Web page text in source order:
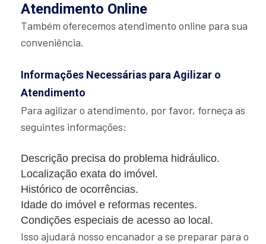
Atendimento Online
Também oferecemos atendimento online para sua
conveniência.
Informações Necessárias para Agilizar o
Atendimento
Para agilizar o atendimento, por favor, forneça as
seguintes informações:
Descrição precisa do problema hidráulico.
Localização exata do imóvel.
Histórico de ocorrências.
Idade do imóvel e reformas recentes.
Condições especiais de acesso ao local.
Isso ajudará nosso encanador a se preparar para o